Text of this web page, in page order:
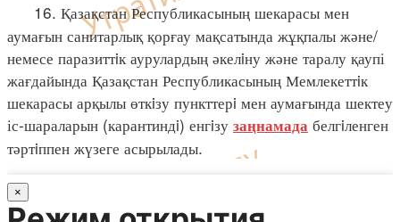
16. Қазақстан Республикасының шекарасы мен
аумағын санитарлық қорғау мақсатында жұқпалы және/
немесе паразиттiк аурулардың әкелiну және таралу қаупі
жағдайында Қазақстан Республикасының Мемлекеттiк
шекарасы арқылы өткiзу пункттерi мен аумағында шектеу
іс-шараларын (карантиндi) енгiзу заңнамада белгiленген
тәртiппен жүзеге асырылады.
×